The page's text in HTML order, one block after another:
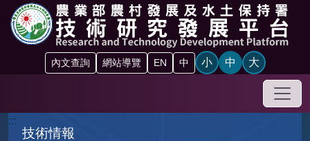
跳到主要內容區塊
內文查詢 網站導覽 EN 中 小 中 大
手機
:::
技術情報